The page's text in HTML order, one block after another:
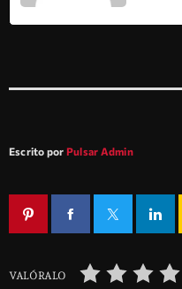
Escrito por Pulsar Admin
VALÓRALO